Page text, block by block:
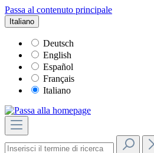
Passa al contenuto principale
Italiano
Deutsch
English
Español
Français
Italiano